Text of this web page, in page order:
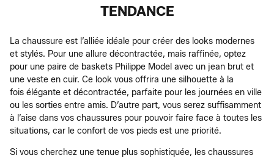
TENDANCE
La chaussure est l’alliée idéale pour créer des looks modernes
et stylés. Pour une allure décontractée, mais raffinée, optez
pour une paire de baskets Philippe Model avec un jean brut et
une veste en cuir. Ce look vous offrira une silhouette à la
fois élégante et décontractée, parfaite pour les journées en ville
ou les sorties entre amis. D’autre part, vous serez suffisamment
à l’aise dans vos chaussures pour pouvoir faire face à toutes les
situations, car le confort de vos pieds est une priorité.
Si vous cherchez une tenue plus sophistiquée, les chaussures